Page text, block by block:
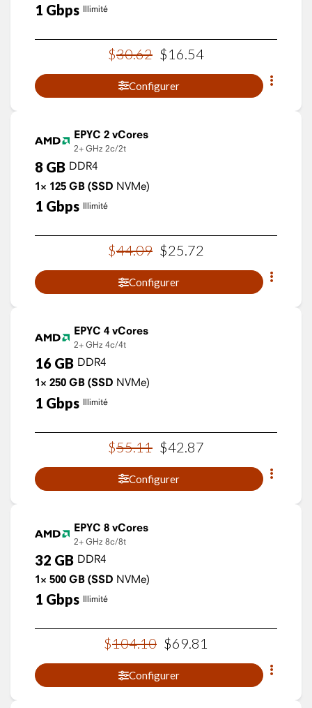
1 Gbps Illimité
$30.62 $16 54
Configurer
EPYC 2 vCores
2+ GHz 2c/2t
8 GB DDR4
1× 125 GB (SSD NVMe)
1 Gbps Illimité
$44.09 $25.72
Configurer
EPYC 4 vCores
2+ GHz 4c/4t
16 GB DDR4
1× 250 GB (SSD NVMe)
1 Gbps Illimité
$55.11 $42 87
Configurer
EPYC 8 vCores
2+ GHz 8c/8t
32 GB DDR4
1× 500 GB (SSD NVMe)
1 Gbps Illimité
$104.10 $69.81
Configurer